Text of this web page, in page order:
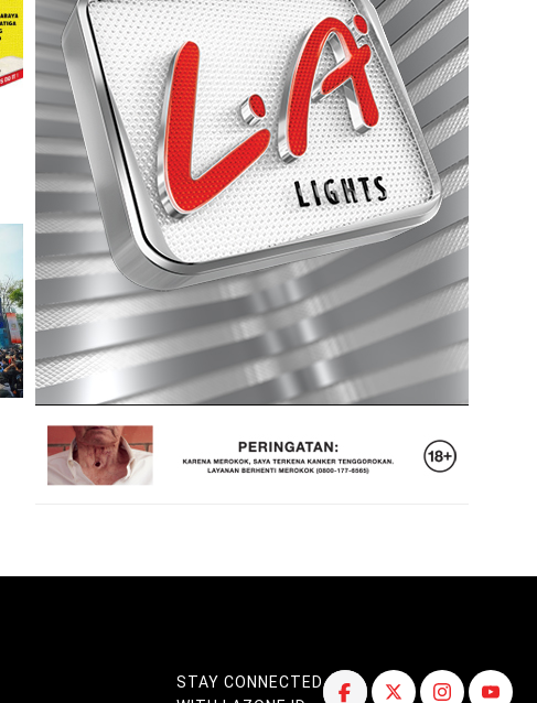
STAY CONNECTED